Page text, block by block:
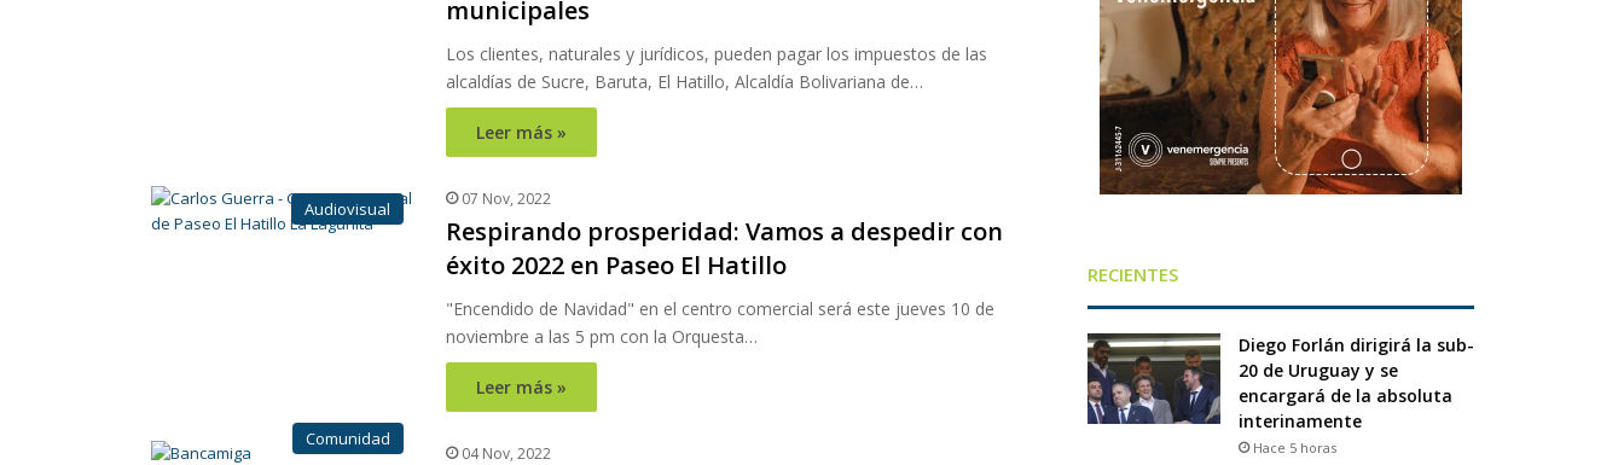
municipales
Los clientes, naturales y jurídicos, pueden pagar los impuestos de las
alcaldías de Sucre, Baruta, El Hatillo, Alcaldía Bolivariana de…
Leer más »
Audiovisual 07 Nov, 2022
Respirando prosperidad: Vamos a despedir con
éxito 2022 en Paseo El Hatillo
"Encendido de Navidad" en el centro comercial será este jueves 10 de
noviembre a las 5 pm con la Orquesta…
Leer más »
Comunidad
04 Nov, 2022
RECIENTES
Diego Forlán dirigirá la sub-
20 de Uruguay y se
encargará de la absoluta
interinamente
Hace 5 horas